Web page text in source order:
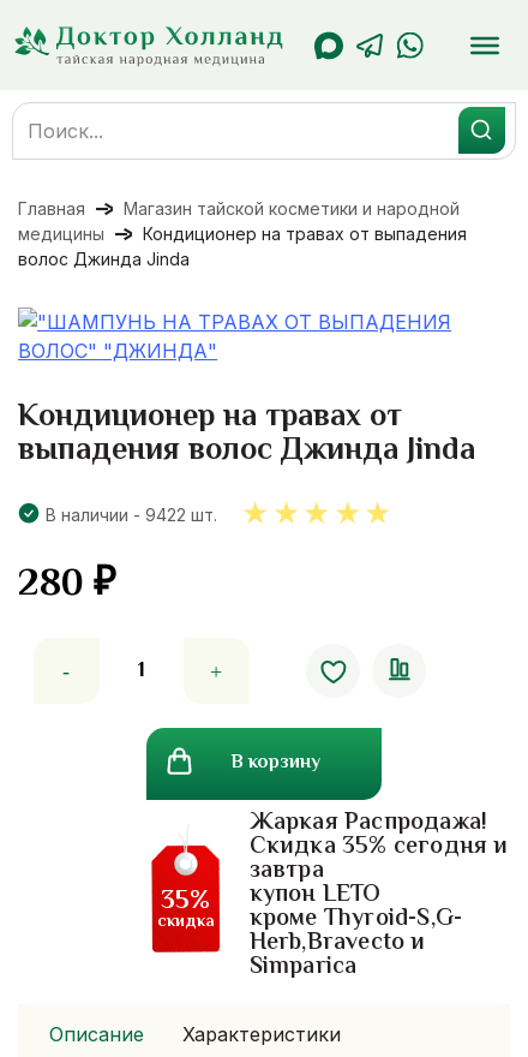
содержанию
Search
for:
Главная
Магазин тайской косметики и народной
медицины
Кондиционер на травах от выпадения
волос Джинда Jinda
Кондиционер на травах от
выпадения волос Джинда Jinda
В наличии - 9422 шт.
280₽
товара
В корзину
Жаркая Распродажа!
Скидка 35% сегодня и
завтра
купон LETO
кроме Thyroid-S,G-
Herb,Bravecto и
Simparica
35%
скидка
Описание
Характеристики